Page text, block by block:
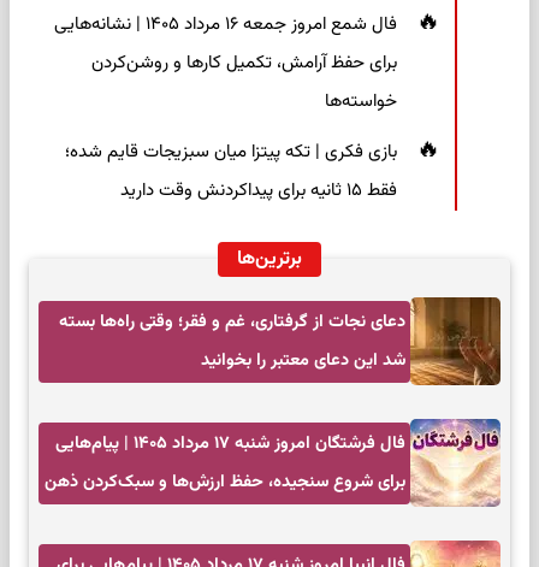
فال شمع امروز جمعه ۱۶ مرداد ۱۴۰۵ | نشانه‌هایی
برای حفظ آرامش، تکمیل کارها و روشن‌کردن
خواسته‌ها
بازی فکری | تکه پیتزا میان سبزیجات قایم شده؛
فقط ۱۵ ثانیه برای پیداکردنش وقت دارید
برترین‌ها
دعای نجات از گرفتاری، غم و فقر؛ وقتی راه‌ها بسته
شد این دعای معتبر را بخوانید
فال فرشتگان امروز شنبه ۱۷ مرداد ۱۴۰۵ | پیام‌هایی
برای شروع سنجیده، حفظ ارزش‌ها و سبک‌کردن ذهن